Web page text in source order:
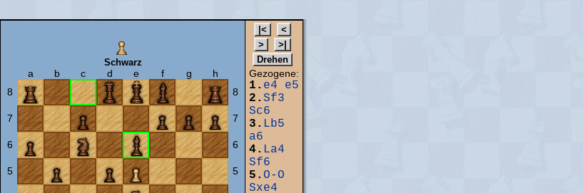
Schwarz
a b c d e f g
h
8
8
7 7
6 6
5 5
Gezogene:
1. e4
e5
2. Sf3
Sc6
3. Lb5
a6
4. La4
Sf6
5. O-O
Sxe4